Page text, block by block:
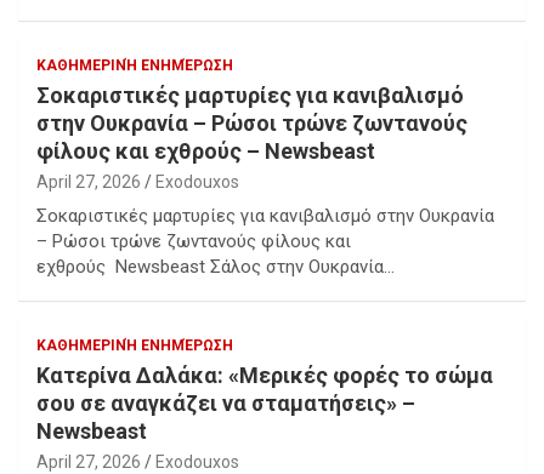
ΚΑΘΗΜΕΡΙΝΉ ΕΝΗΜΈΡΩΣΗ
Σοκαριστικές μαρτυρίες για κανιβαλισμό
στην Ουκρανία – Ρώσοι τρώνε ζωντανούς
φίλους και εχθρούς – Newsbeast
April 27, 2026 Exodouxos
Σοκαριστικές μαρτυρίες για κανιβαλισμό στην Ουκρανία
– Ρώσοι τρώνε ζωντανούς φίλους και
εχθρούς Newsbeast Σάλος στην Ουκρανία…
ΚΑΘΗΜΕΡΙΝΉ ΕΝΗΜΈΡΩΣΗ
Κατερίνα Δαλάκα: «Μερικές φορές το σώμα
σου σε αναγκάζει να σταματήσεις» –
Newsbeast
April 27, 2026 Exodouxos